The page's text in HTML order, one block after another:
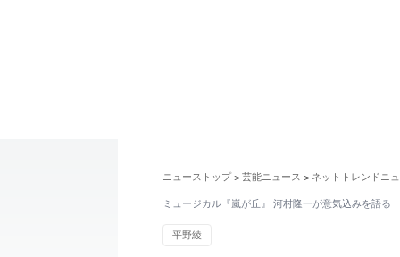
ニューストップ > 芸能ニュース > ネットトレンドニ
ミュージカル『嵐が丘』 河村隆一が意気込みを語る
平野綾